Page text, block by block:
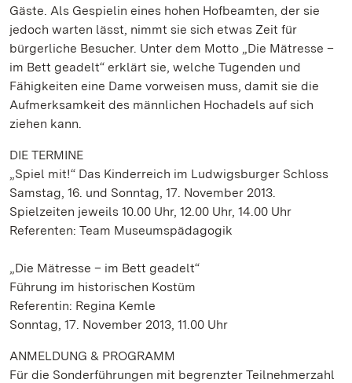
Gäste. Als Gespielin eines hohen Hofbeamten, der sie
jedoch warten lässt, nimmt sie sich etwas Zeit für
bürgerliche Besucher. Unter dem Motto „Die Mätresse –
im Bett geadelt“ erklärt sie, welche Tugenden und
Fähigkeiten eine Dame vorweisen muss, damit sie die
Aufmerksamkeit des männlichen Hochadels auf sich
ziehen kann.
DIE TERMINE
„Spiel mit!“ Das Kinderreich im Ludwigsburger Schloss
Samstag, 16. und Sonntag, 17. November 2013.
Spielzeiten jeweils 10.00 Uhr, 12.00 Uhr, 14.00 Uhr
Referenten: Team Museumspädagogik
„Die Mätresse – im Bett geadelt“
Führung im historischen Kostüm
Referentin: Regina Kemle
Sonntag, 17. November 2013, 11.00 Uhr
ANMELDUNG & PROGRAMM
Für die Sonderführungen mit begrenzter Teilnehmerzahl